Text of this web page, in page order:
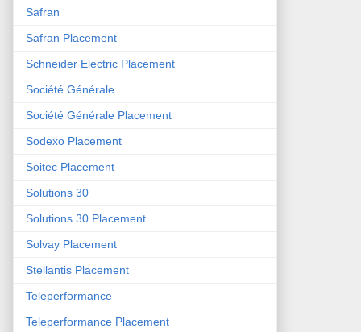
Safran
Safran Placement
Schneider Electric Placement
Société Générale
Société Générale Placement
Sodexo Placement
Soitec Placement
Solutions 30
Solutions 30 Placement
Solvay Placement
Stellantis Placement
Teleperformance
Teleperformance Placement